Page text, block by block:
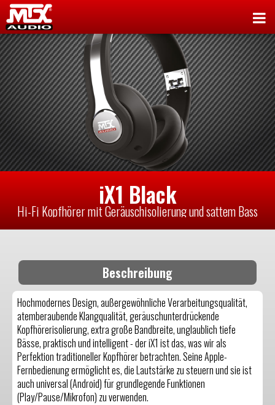
iX1 Black
Hi-Fi Kopfhörer mit Geräuschisolierung und sattem Bass
Beschreibung
Hochmodernes Design, außergewöhnliche Verarbeitungsqualität,
atemberaubende Klangqualität, geräuschunterdrückende
Kopfhörerisolierung, extra große Bandbreite, unglaublich tiefe
Bässe, praktisch und intelligent - der iX1 ist das, was wir als
Perfektion traditioneller Kopfhörer betrachten. Seine Apple-
Fernbedienung ermöglicht es, die Lautstärke zu steuern und sie ist
auch universal (Android) für grundlegende Funktionen
(Play/Pause/Mikrofon) zu verwenden.